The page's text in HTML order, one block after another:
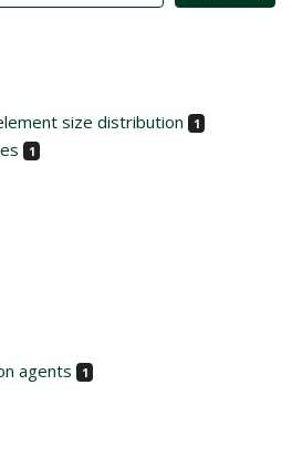
size distribution 1
1
agents 1